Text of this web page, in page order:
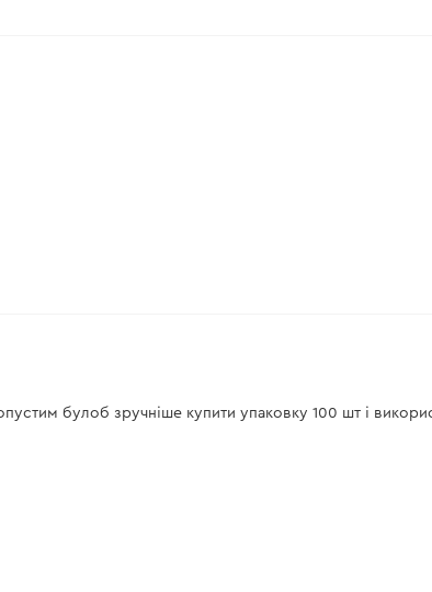
булоб зручніше купити упаковку 100 шт і